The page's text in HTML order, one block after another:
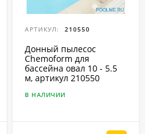
АРТИКУЛ: 210550
Донный пылесос
Chemoform для
бассейна овал 10 - 5.5
м, артикул 210550
В НАЛИЧИИ